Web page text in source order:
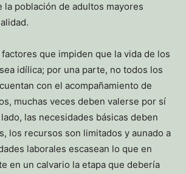
la población de adultos mayores
que impiden que la vida de los
idílica; por una parte, no todos los
con el acompañamiento de
muchas veces deben valerse por sí
las necesidades básicas deben
los recursos son limitados y aunado a
laborales escasean lo que en
en un calvario la etapa que debería